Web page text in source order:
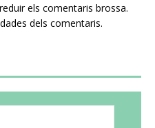
els comentaris brossa.
dels comentaris.